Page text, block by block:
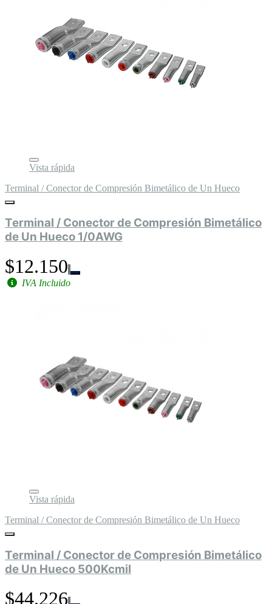
Vista rápida
Terminal / Conector de Compresión Bimetálico de Un Hueco
Terminal / Conector de Compresión Bimetálico
de Un Hueco 1/0AWG
$12.150
IVA Incluido
Vista rápida
Terminal / Conector de Compresión Bimetálico de Un Hueco
Terminal / Conector de Compresión Bimetálico
de Un Hueco 500Kcmil
$44.226